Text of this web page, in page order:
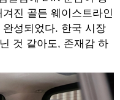
진 골든 웨이스트라인
성되었다. 한국 시장
것 같아도, 존재감 하